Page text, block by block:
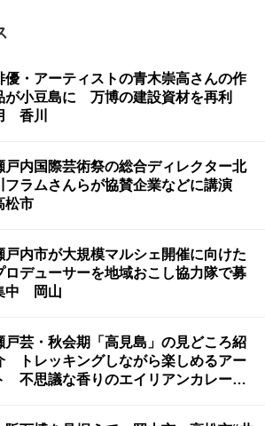
優・アーティストの青木崇高さんの作
が小豆島に 万博の建設資材を再利
香川
戸内国際芸術祭の総合ディレクター北
フラムさんらが協賛企業などに講演
松市
戸内市が大規模マルシェ開催に向けた
ロデューサーを地域おこし協力隊で募
中 岡山
戸芸・秋会期「高見島」の見どころ紹
トレッキングしながら楽しめるアー
不思議な香りのエイリアンカレー